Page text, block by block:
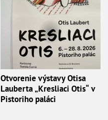
Otvorenie výstavy Otisa
Lauberta „Kresliaci Otis“ v
Pistoriho paláci